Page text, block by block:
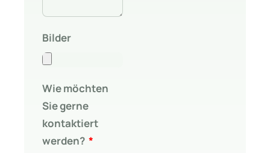
Bilder
Wie möchten
Sie gerne
kontaktiert
werden?